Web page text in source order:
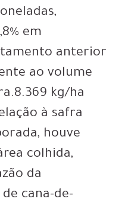
em
anterior
ao volume
kg/ha
à safra
houve
colhida,
da
cana-de-